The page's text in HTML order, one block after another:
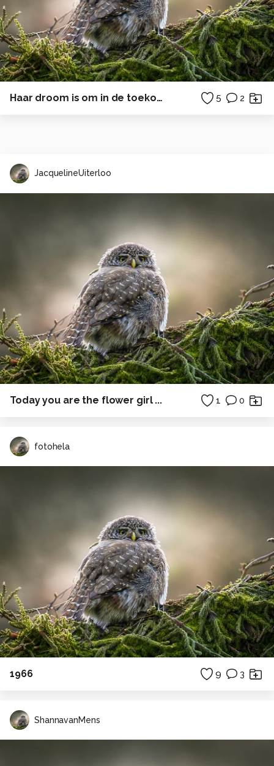
Haar droom is om in de toekomst bakker te worden 5 2
JacquelineUiterloo
Today you are the flower girl ... 1 0
fotohela
1966 9 3
ShannavanMens